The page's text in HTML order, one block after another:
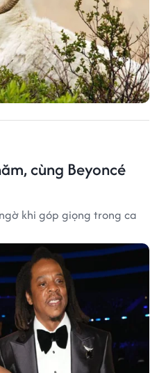
cùng Beyoncé
khi góp giọng trong ca